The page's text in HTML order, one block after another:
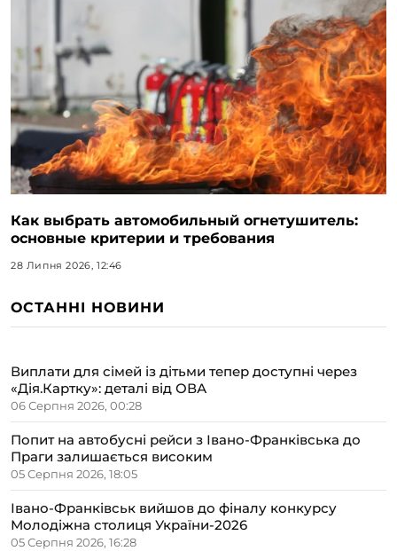
Как выбрать автомобильный огнетушитель:
основные критерии и требования
28 Липня 2026, 12:46
ОСТАННІ НОВИНИ
Виплати для сімей із дітьми тепер доступні через
«Дія.Картку»: деталі від ОВА
06 Серпня 2026, 00:28
Попит на автобусні рейси з Івано-Франківська до
Праги залишається високим
05 Серпня 2026, 18:05
Івано-Франківськ вийшов до фіналу конкурсу
Молодіжна столиця України-2026
05 Серпня 2026, 16:28